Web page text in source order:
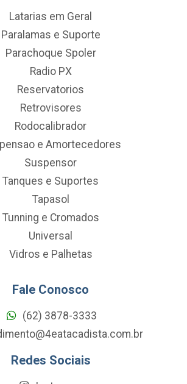
Latarias em Geral
Paralamas e Suporte
Parachoque Spoler
Radio PX
Reservatorios
Retrovisores
Rodocalibrador
e Amortecedores
Suspensor
Tanques e Suportes
Tapasol
Tunning e Cromados
Universal
Vidros e Palhetas
Fale Conosco
(62) 3878-3333
Redes Sociais